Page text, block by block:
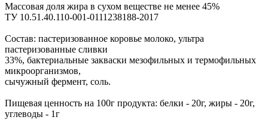
Массовая доля жира в сухом веществе не менее 45%
ТУ 10.51.40.110-001-0111238188-2017
Состав: пастеризованное коровье молоко, ультра
пастеризованные сливки
33%, бактериальные закваски мезофильных и термофильных
микроорганизмов,
сычужный фермент, соль.
Пищевая ценность на 100г продукта: белки - 20г, жиры - 20г,
углеводы - 1г